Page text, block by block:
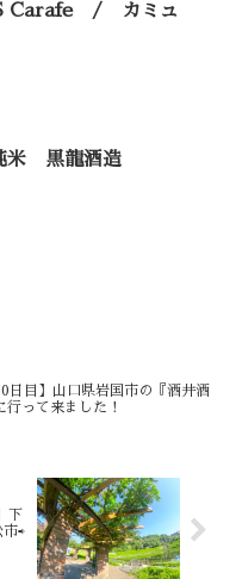
Carafe / カミュ
米 黒龍酒造
日目】山口県岩国市の『酒井酒
って来ました！
下
市⇨